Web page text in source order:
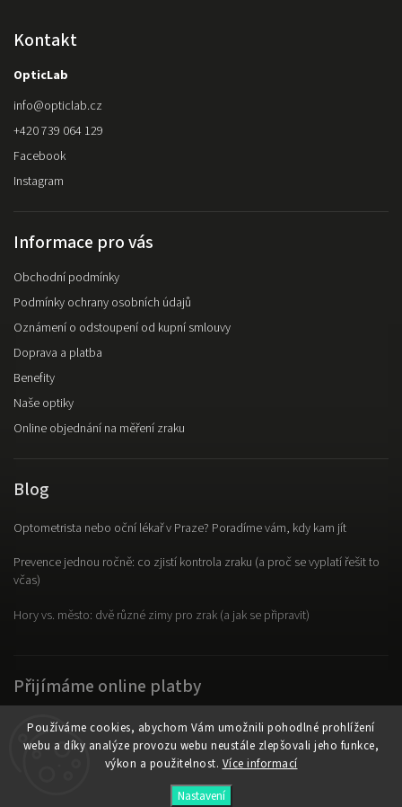
Používáme cookies, abychom Vám umožnili pohodlné prohlížení
webu a díky analýze provozu webu neustále zlepšovali jeho funkce,
výkon a použitelnost. Více informací
Nastavení
Kontakt
OpticLab
info@opticlab.cz
+420 739 064 129
Facebook
Instagram
Informace pro vás
Obchodní podmínky
Podmínky ochrany osobních údajů
Oznámení o odstoupení od kupní smlouvy
Doprava a platba
Benefity
Naše optiky
Online objednání na měření zraku
Blog
Optometrista nebo oční lékař v Praze? Poradíme vám, kdy kam jít
Prevence jednou ročně: co zjistí kontrola zraku (a proč se vyplatí řešit to
včas)
Hory vs. město: dvě různé zimy pro zrak (a jak se připravit)
Přijímáme online platby
OpticLab. Všechna práva vyhrazena.